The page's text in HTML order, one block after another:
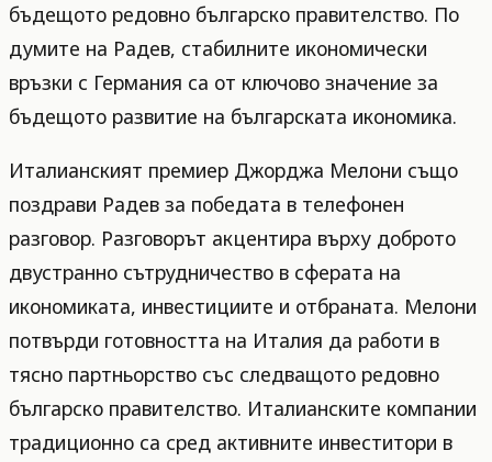
бъдещото редовно българско правителство. По
думите на Радев, стабилните икономически
връзки с Германия са от ключово значение за
бъдещото развитие на българската икономика.
Италианският премиер Джорджа Мелони също
поздрави Радев за победата в телефонен
разговор. Разговорът акцентира върху доброто
двустранно сътрудничество в сферата на
икономиката, инвестициите и отбраната. Мелони
потвърди готовността на Италия да работи в
тясно партньорство със следващото редовно
българско правителство. Италианските компании
традиционно са сред активните инвеститори в